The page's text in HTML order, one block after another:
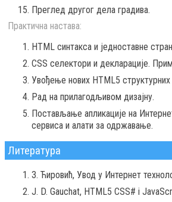
Преглед другог дела градива.
Практична настава:
HTML синтакса и једноставне
CSS селектори и декларације.
Увођење нових HTML5
Рад на прилагодљивом дизајну.
Постављање апликације на
сервиса и алати за одржавање.
Литература
З. Ћировић, Увод у Интернет
J. D. Gauchat, HTML5 CSS# i